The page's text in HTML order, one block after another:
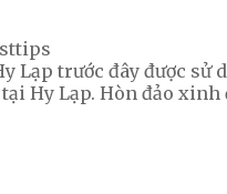
Lạp trước đây được sử
Hy Lạp. Hòn đảo